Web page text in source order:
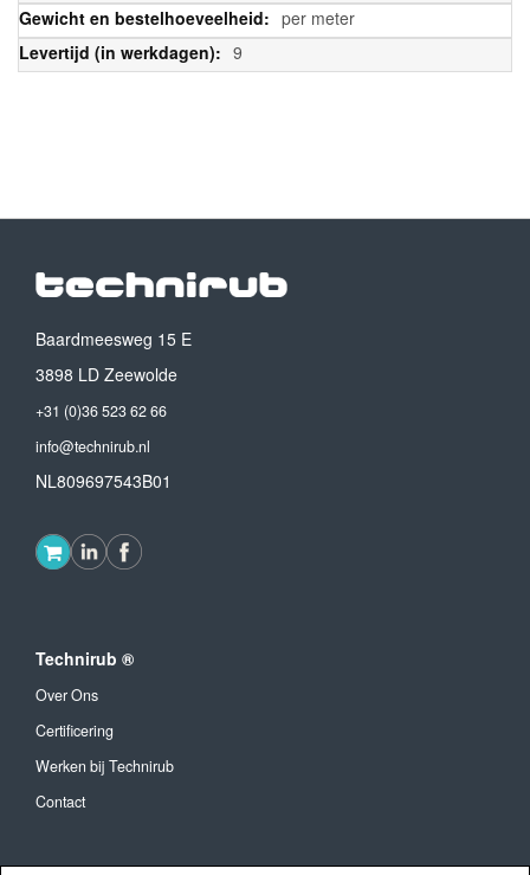
per meter
9
Baardmeesweg 15 E
3898 LD Zeewolde
+31 (0)36 523 62 66
info@technirub.nl
NL809697543B01
Technirub ®
Over Ons
Certificering
Werken bij Technirub
Contact